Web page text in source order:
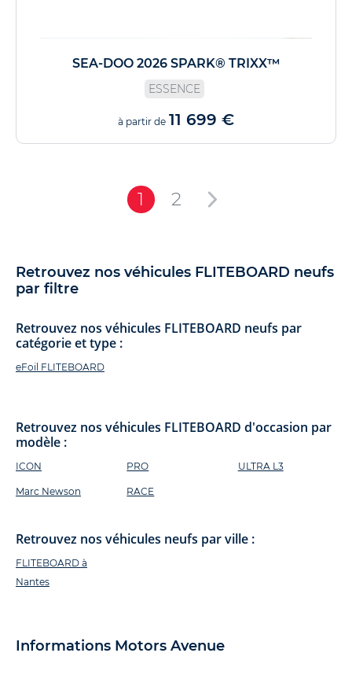
SEA-DOO 2026 SPARK® TRIXX™
ESSENCE
à partir de 11 699 €
1 2
Retrouvez nos véhicules FLITEBOARD neufs
par filtre
Retrouvez nos véhicules FLITEBOARD neufs par
catégorie et type :
eFoil FLITEBOARD
Retrouvez nos véhicules FLITEBOARD d'occasion par
modèle :
ICON
Marc Newson
PRO
RACE
ULTRA L3
Retrouvez nos véhicules neufs par ville :
FLITEBOARD à
Nantes
Informations Motors Avenue